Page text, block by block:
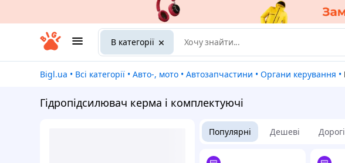
В категорії
Bigl.ua • Всі категорії • Авто-, мото • Автозапчастини • Органи керування •
Гідропідсилювач керма і комплектуючі
Популярні Дешеві Дорогі